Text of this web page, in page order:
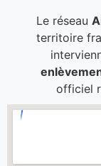
Le réseau
territoire
officiel